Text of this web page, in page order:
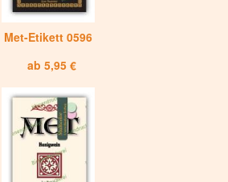
Met-Etikett 0596
ab 5,95 €